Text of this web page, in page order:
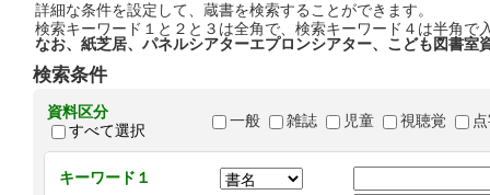
詳細な条件を設定して、蔵書を検索することができます。
検索キーワード１と２と３は全角で、検索キーワード４は半角で
なお、紙芝居、パネルシアターエプロンシアター、こども図書室
検索条件
資料区分
すべて選択
一般 雑誌 児童 視聴覚
キーワード１